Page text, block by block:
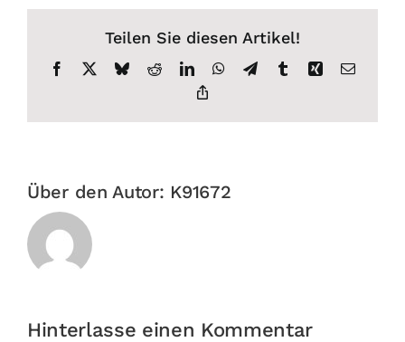
Teilen Sie diesen Artikel!
Facebook BlueskyRedditLinkedInWhatsApp
TelegramTumblrXing E-
Über den Autor: K91672
Hinterlasse einen Kommentar